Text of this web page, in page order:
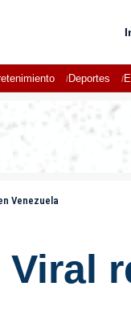
Deportes
Venezuela
Viral